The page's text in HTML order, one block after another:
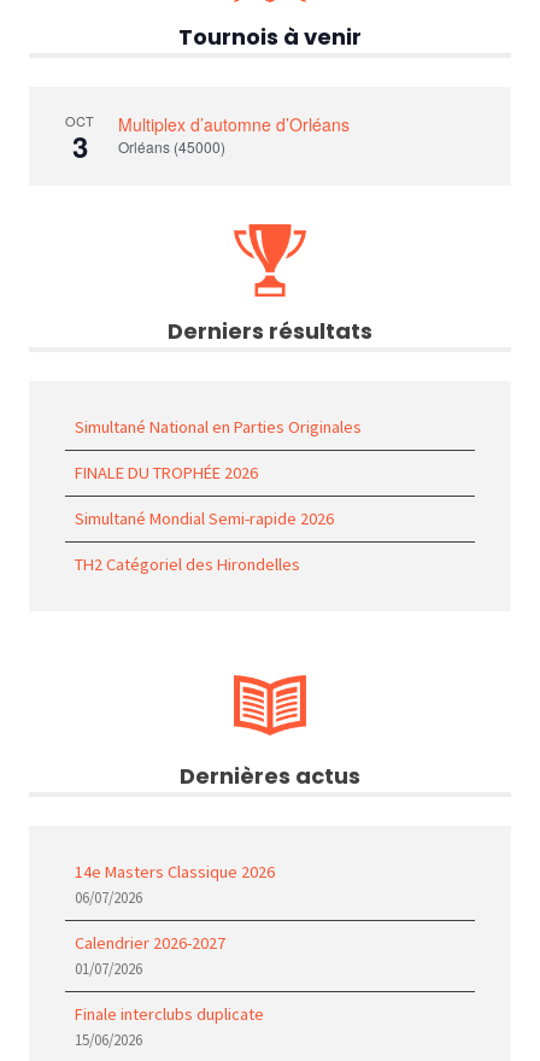
Tournois à venir
OCT
3
Multiplex d’automne d’Orléans
Orléans (45000)
Derniers résultats
Simultané National en Parties Originales
FINALE DU TROPHÉE 2026
Simultané Mondial Semi-rapide 2026
TH2 Catégoriel des Hirondelles
Dernières actus
14e Masters Classique 2026
06/07/2026
Calendrier 2026-2027
01/07/2026
Finale interclubs duplicate
15/06/2026